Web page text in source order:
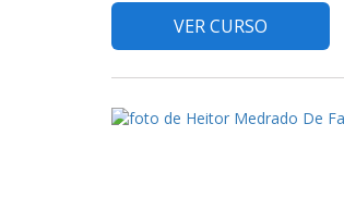
VER CURSO